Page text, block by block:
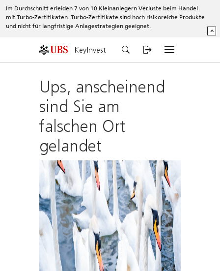
Im Durchschnitt erleiden 7 von 10 Kleinanlegern Verluste beim Handel
mit Turbo-Zertifikaten. Turbo-Zertifikate sind hoch risikoreiche Produkte
und nicht für langfristige Anlagestrategien geeignet.
^
KeyInvest
Ups, anscheinend
sind Sie am
falschen Ort
gelandet